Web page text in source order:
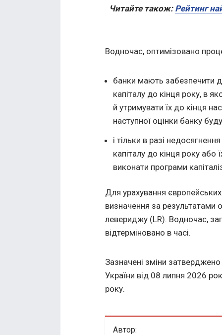
Читайте також: Рейтинг
Водночас, оптимізовано
банки мають забезпечити
капіталу до кінця року, в
й утримувати їх до кінця
наступної оцінки банку
і тільки в разі
капіталу до кінця року
виконати програми
Для урахування
визначення за результатами
левериджу (LR). Водночас,
відтерміновано в часі.
Зазначені зміни
України від 08 липня 2026
року.
Автор: